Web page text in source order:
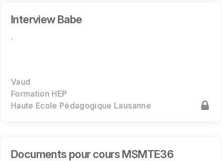
Interview Babe
.
Vaud
Formation HEP
Haute Ecole Pédagogique Lausanne
Documents pour cours MSMTE36